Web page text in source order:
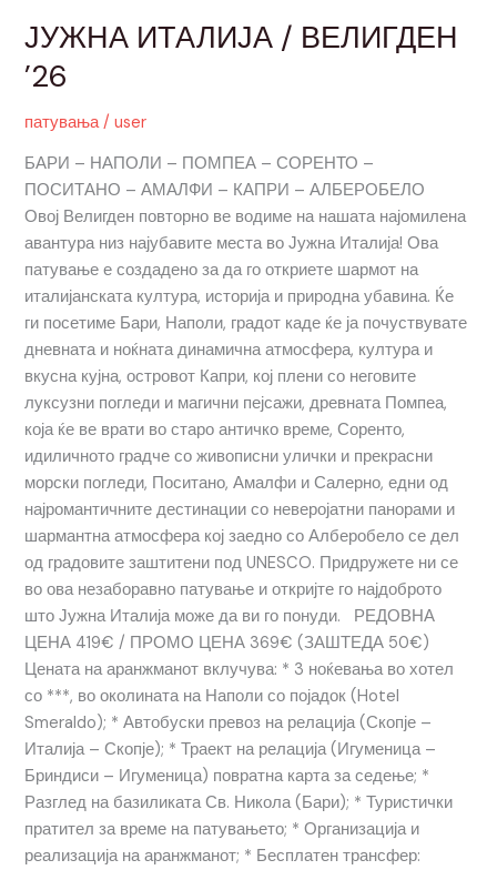
ЈУЖНА ИТАЛИЈА / ВЕЛИГДЕН
’26
патувања/user
БАРИ – НАПОЛИ – ПОМПЕА – СОРЕНТО –
ПОСИТАНО – АМАЛФИ – КАПРИ – АЛБЕРОБЕЛО
Овој Велигден повторно ве водиме на нашата најомилена
авантура низ најубавите места во Јужна Италија! Ова
патување е создадено за да го откриете шармот на
италијанската култура, историја и природна убавина. Ќе
ги посетиме Бари, Наполи, градот каде ќе ја почуствувате
дневната и ноќната динамична атмосфера, култура и
вкусна кујна, островот Капри, кој плени со неговите
луксузни погледи и магични пејсажи, древната Помпеа,
која ќе ве врати во старо античко време, Соренто,
идиличното градче со живописни улички и прекрасни
морски погледи, Поситано, Амалфи и Салерно, едни од
најромантичните дестинации со неверојатни панорами и
шармантна атмосфера кој заедно со Алберобело се дел
од градовите заштитени под UNESCO. Придружете ни се
во ова незаборавно патување и откријте го најдоброто
што Јужна Италија може да ви го понуди. РЕДОВНА
ЦЕНА 419€ / ПРОМО ЦЕНА 369€ (ЗАШТЕДА 50€)
Цената на аранжманот вклучува: * 3 ноќевања во хотел
со ***, во околината на Наполи со појадок (Hotel
Smeraldo); * Автобуски превоз на релација (Скопје –
Италија – Скопје); * Траект на релација (Игуменица –
Бриндиси – Игуменица) повратна карта за седење; *
Разглед на базиликата Св. Никола (Бари); * Туристички
пратител за време на патувањето; * Организација и
реализација на аранжманот; * Бесплатен трансфер: